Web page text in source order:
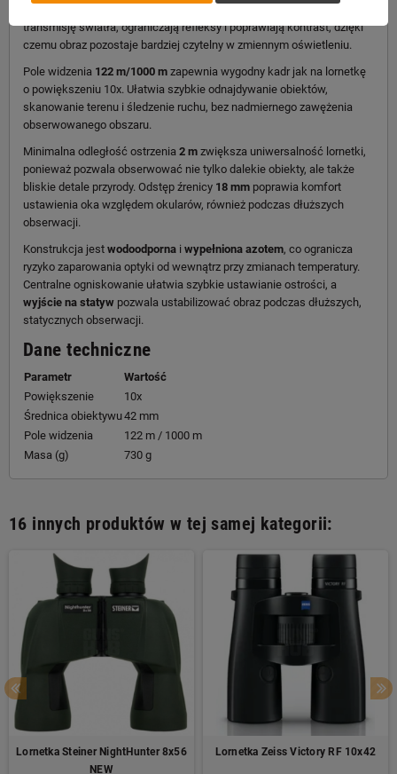
transmisję światła, ograniczają refleksy i poprawiają kontrast, dzięki
czemu obraz pozostaje bardziej czytelny w zmiennym oświetleniu.
Pole widzenia 122 m/1000 m zapewnia wygodny kadr jak na lornetkę
o powiększeniu 10x. Ułatwia szybkie odnajdywanie obiektów,
skanowanie terenu i śledzenie ruchu, bez nadmiernego zawężenia
obserwowanego obszaru.
Minimalna odległość ostrzenia 2 m zwiększa uniwersalność lornetki,
ponieważ pozwala obserwować nie tylko dalekie obiekty, ale także
bliskie detale przyrody. Odstęp źrenicy 18 mm poprawia komfort
ustawienia oka względem okularów, również podczas dłuższych
obserwacji.
Konstrukcja jest wodoodporna i wypełniona azotem, co ogranicza
ryzyko zaparowania optyki od wewnątrz przy zmianach temperatury.
Centralne ogniskowanie ułatwia szybkie ustawianie ostrości, a
wyjście na statyw pozwala ustabilizować obraz podczas dłuższych,
statycznych obserwacji.
Dane techniczne
Parametr
Wartość
Powiększenie
10x
Średnica obiektywu42 mm
Pole widzenia
122 m / 1000 m
Masa (g)
730 g
16 innych produktów w tej samej kategorii:
Lornetka Steiner NightHunter 8x56
NEW
Lornetka Zeiss Victory RF 10x42